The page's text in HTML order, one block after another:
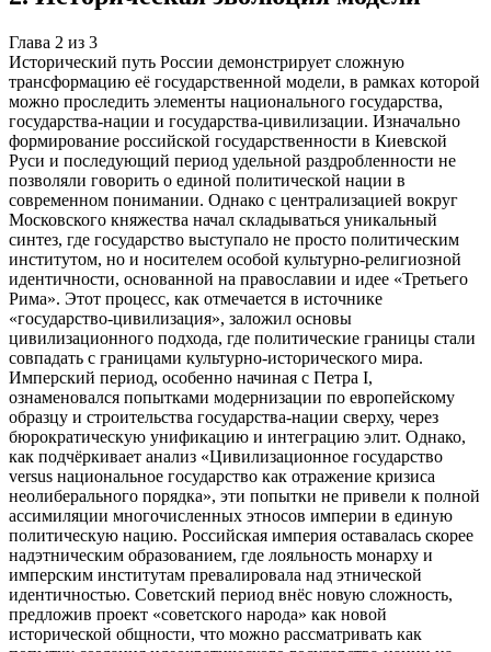
Глава 2 из 3
Исторический путь России демонстрирует сложную
трансформацию её государственной модели, в рамках которой
можно проследить элементы национального государства,
государства-нации и государства-цивилизации. Изначально
формирование российской государственности в Киевской
Руси и последующий период удельной раздробленности не
позволяли говорить о единой политической нации в
современном понимании. Однако с централизацией вокруг
Московского княжества начал складываться уникальный
синтез, где государство выступало не просто политическим
институтом, но и носителем особой культурно-религиозной
идентичности, основанной на православии и идее «Третьего
Рима». Этот процесс, как отмечается в источнике
«государство-цивилизация», заложил основы
цивилизационного подхода, где политические границы стали
совпадать с границами культурно-исторического мира.
Имперский период, особенно начиная с Петра I,
ознаменовался попытками модернизации по европейскому
образцу и строительства государства-нации сверху, через
бюрократическую унификацию и интеграцию элит. Однако,
как подчёркивает анализ «Цивилизационное государство
versus национальное государство как отражение кризиса
неолиберального порядка», эти попытки не привели к полной
ассимиляции многочисленных этносов империи в единую
политическую нацию. Российская империя оставалась скорее
надэтническим образованием, где лояльность монарху и
имперским институтам превалировала над этнической
идентичностью. Советский период внёс новую сложность,
предложив проект «советского народа» как новой
исторической общности, что можно рассматривать как